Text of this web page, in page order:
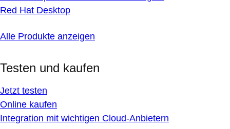
Red Hat Desktop
Alle Produkte anzeigen
Testen und kaufen
Jetzt testen
Online kaufen
Integration mit wichtigen Cloud-Anbietern